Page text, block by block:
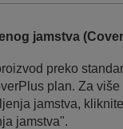
jamstva
preko
plan. Za
jamstva,
jamstva".